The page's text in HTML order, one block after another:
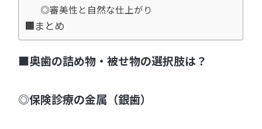
◎審美性と自然な仕上がり
■まとめ
■奥歯の詰め物・被せ物の選択肢は？
◎保険診療の金属（銀歯）